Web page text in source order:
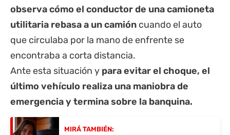
observa cómo el conductor de una camioneta
utilitaria rebasa a un camión cuando el auto
que circulaba por la mano de enfrente se
encontraba a corta distancia.
Ante esta situación y para evitar el choque, el
último vehículo realiza una maniobra de
emergencia y termina sobre la banquina.
MIRÁ TAMBIÉN: